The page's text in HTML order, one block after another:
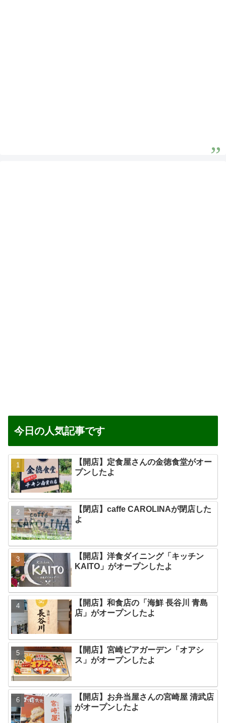
今日の人気記事です
【開店】定食屋さんの金徳食堂がオー
プンしたよ
【閉店】caffe CAROLINAが閉店した
よ
【開店】洋食ダイニング「キッチン
KAITO」がオープンしたよ
【開店】和食店の「海鮮 長谷川 青島
店」がオープンしたよ
【開店】宮崎ビアガーデン「オアシ
ス」がオープンしたよ
【開店】お弁当屋さんの宮崎屋 清武店
がオープンしたよ